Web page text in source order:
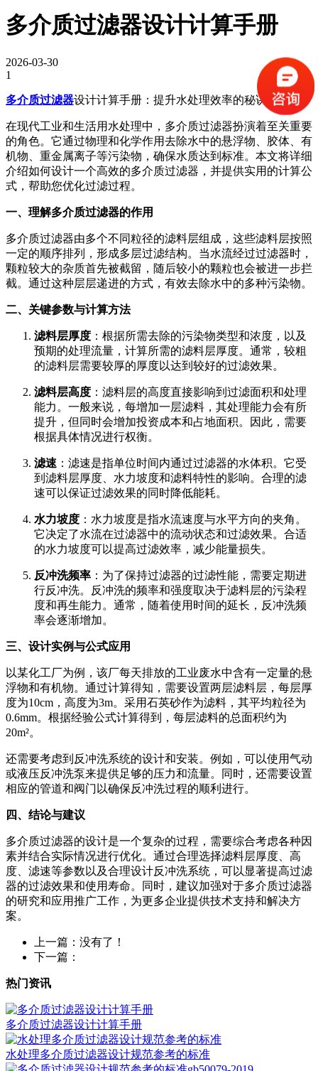
多介质过滤器设计计算手册
2026-03-30
1
多介质过滤器设计计算手册：提升水处理效率的秘诀
在现代工业和生活用水处理中，多介质过滤器扮演着至关重要
的角色。它通过物理和化学作用去除水中的悬浮物、胶体、有
机物、重金属离子等污染物，确保水质达到标准。本文将详细
介绍如何设计一个高效的多介质过滤器，并提供实用的计算公
式，帮助您优化过滤过程。
一、理解多介质过滤器的作用
多介质过滤器由多个不同粒径的滤料层组成，这些滤料层按照
一定的顺序排列，形成多层过滤结构。当水流经过过滤器时，
颗粒较大的杂质首先被截留，随后较小的颗粒也会被进一步拦
截。通过这种层层递进的方式，有效去除水中的多种污染物。
二、关键参数与计算方法
滤料层厚度 ：根据所需去除的污染物类型和浓度，以及
预期的处理流量，计算所需的滤料层厚度。通常，较粗
的滤料层需要较厚的厚度以达到较好的过滤效果。
滤料层高度 ：滤料层的高度直接影响到过滤面积和处理
能力。一般来说，每增加一层滤料，其处理能力会有所
提升，但同时会增加投资成本和占地面积。因此，需要
根据具体情况进行权衡。
滤速 ：滤速是指单位时间内通过过滤器的水体积。它受
到滤料层厚度、水力坡度和滤料特性的影响。合理的滤
速可以保证过滤效果的同时降低能耗。
水力坡度 ：水力坡度是指水流速度与水平方向的夹角。
它决定了水流在过滤器中的流动状态和过滤效果。合适
的水力坡度可以提高过滤效率，减少能量损失。
反冲洗频率 ：为了保持过滤器的过滤性能，需要定期进
行反冲洗。反冲洗的频率和强度取决于滤料层的污染程
度和再生能力。通常，随着使用时间的延长，反冲洗频
率会逐渐增加。
三、设计实例与公式应用
以某化工厂为例，该厂每天排放的工业废水中含有一定量的悬
浮物和有机物。通过计算得知，需要设置两层滤料层，每层厚
度为10cm，高度为3m。采用石英砂作为滤料，其平均粒径为
0.6mm。根据经验公式计算得到，每层滤料的总面积约为
20m²。
还需要考虑到反冲洗系统的设计和安装。例如，可以使用气动
或液压反冲洗泵来提供足够的压力和流量。同时，还需要设置
相应的管道和阀门以确保反冲洗过程的顺利进行。
四、结论与建议
多介质过滤器的设计是一个复杂的过程，需要综合考虑各种因
素并结合实际情况进行优化。通过合理选择滤料层厚度、高
度、滤速等参数以及合理设计反冲洗系统，可以显著提高过滤
器的过滤效果和使用寿命。同时，建议加强对于多介质过滤器
的研究和应用推广工作，为更多企业提供技术支持和解决方
案。
上一篇：没有了！
下一篇：
热门资讯
多介质过滤器设计计算手册
水处理多介质过滤器设计规范参考的标准